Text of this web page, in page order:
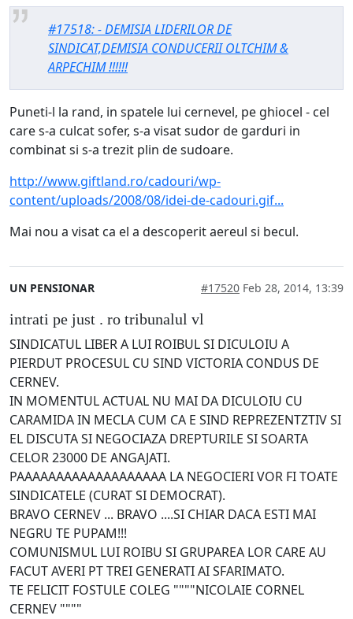
#17518: - DEMISIA LIDERILOR DE
SINDICAT,DEMISIA CONDUCERII OLTCHIM &
ARPECHIM !!!!!!
Puneti-l la rand, in spatele lui cernevel, pe ghiocel - cel
care s-a culcat sofer, s-a visat sudor de garduri in
combinat si s-a trezit plin de sudoare.
http://www.giftland.ro/cadouri/wp-
content/uploads/2008/08/idei-de-cadouri.gif...
Mai nou a visat ca el a descoperit aereul si becul.
UN PENSIONAR #17520 Feb 28, 2014, 13:39
intrati pe just . ro tribunalul vl
SINDICATUL LIBER A LUI ROIBUL SI DICULOIU A
PIERDUT PROCESUL CU SIND VICTORIA CONDUS DE
CERNEV.
IN MOMENTUL ACTUAL NU MAI DA DICULOIU CU
CARAMIDA IN MECLA CUM CA E SIND REPREZENTZTIV SI
EL DISCUTA SI NEGOCIAZA DREPTURILE SI SOARTA
CELOR 23000 DE ANGAJATI.
PAAAAAAAAAAAAAAAAAAA LA NEGOCIERI VOR FI TOATE
SINDICATELE (CURAT SI DEMOCRAT).
BRAVO CERNEV ... BRAVO ....SI CHIAR DACA ESTI MAI
NEGRU TE PUPAM!!!
COMUNISMUL LUI ROIBU SI GRUPAREA LOR CARE AU
FACUT AVERI PT TREI GENERATI AI SFARIMATO.
TE FELICIT FOSTULE COLEG """"NICOLAIE CORNEL
CERNEV """"